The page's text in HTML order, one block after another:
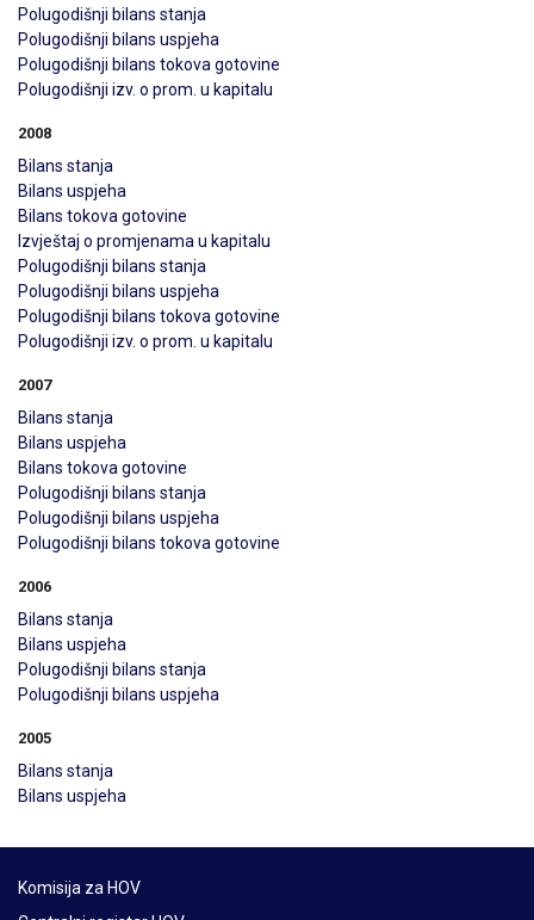
Polugodišnji bilans stanja
Polugodišnji bilans uspjeha
Polugodišnji bilans tokova gotovine
Polugodišnji izv. o prom. u kapitalu
2008
Bilans stanja
Bilans uspjeha
Bilans tokova gotovine
Izvještaj o promjenama u kapitalu
Polugodišnji bilans stanja
Polugodišnji bilans uspjeha
Polugodišnji bilans tokova gotovine
Polugodišnji izv. o prom. u kapitalu
2007
Bilans stanja
Bilans uspjeha
Bilans tokova gotovine
Polugodišnji bilans stanja
Polugodišnji bilans uspjeha
Polugodišnji bilans tokova gotovine
2006
Bilans stanja
Bilans uspjeha
Polugodišnji bilans stanja
Polugodišnji bilans uspjeha
2005
Bilans stanja
Bilans uspjeha
Komisija za HOV